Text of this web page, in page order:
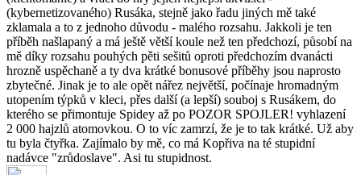
(kybernetizovaného) Rusáka, stejně jako řadu jiných mě také
zklamala a to z jednoho důvodu - malého rozsahu. Jakkoli je ten
příběh našlapaný a má ještě větší koule než ten předchozí, působí na
mě díky rozsahu pouhých pěti sešitů oproti předchozím dvanácti
hrozně uspěchaně a ty dva krátké bonusové příběhy jsou naprosto
zbytečné. Jinak je to ale opět nářez největší, počínaje hromadným
utopením týpků v kleci, přes další (a lepší) souboj s Rusákem, do
kterého se přimontuje Spidey až po POZOR SPOJLER! vyhlazení
2 000 hajzlů atomovkou. O to víc zamrzí, že je to tak krátké. Už aby
tu byla čtyřka. Zajímalo by mě, co má Kopřiva na té stupidní
nadávce "zrůdoslave". Asi tu stupidnost.